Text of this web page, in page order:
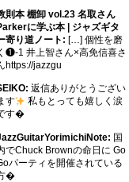
則本 棚卸 vol.23 名取さん
に学ぶ本 | ジャズギタ
寄り道ノート: […] 個性を磨
❶-1 井上智さん×高免信喜さ
https://jazzgu
返信ありがとうござい
す
私もとっても嬉しく涙
す�
国
でChuck Brownの命日に Go
パーティを開催されている
�